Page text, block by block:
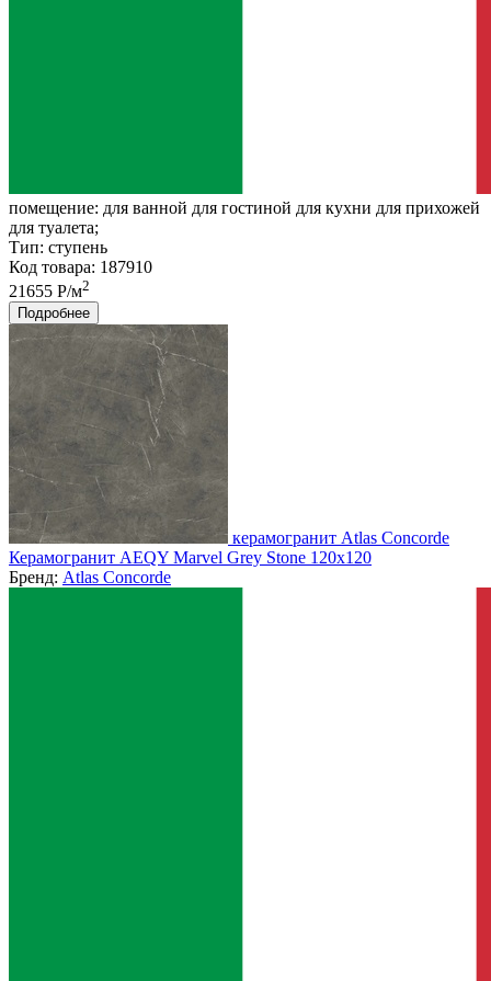
помещение: для ванной для гостиной для кухни для прихожей
для туалета;
Тип: ступень
Код товара: 187910
21655 Р/м2
Подробнее
керамогранит Atlas Concorde
Керамогранит AEQY Marvel Grey Stone 120x120
Бренд: Atlas Concorde